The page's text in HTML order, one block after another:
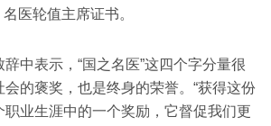
名医轮值主席证书。
中表示，“国之名医”这四个字分量很
的褒奖，也是终身的荣誉。“获得这份
业生涯中的一个奖励，它督促我们更